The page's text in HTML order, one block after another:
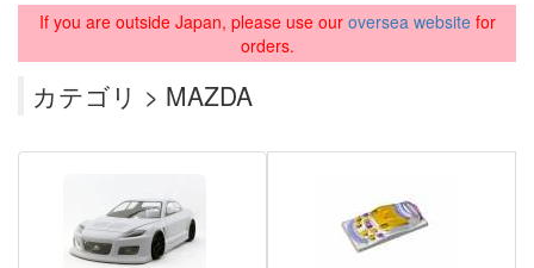
If you are outside Japan, please use our oversea websitefor
orders.
カテゴリ > MAZDA